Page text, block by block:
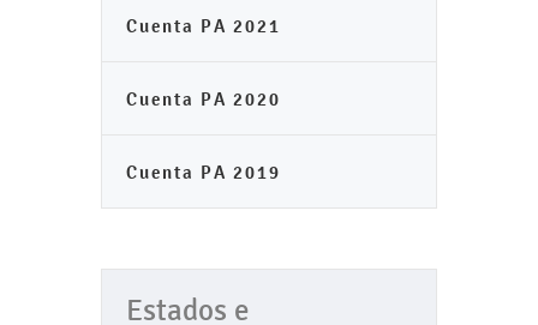
Cuenta PA 2021
Cuenta PA 2020
Cuenta PA 2019
Estados e